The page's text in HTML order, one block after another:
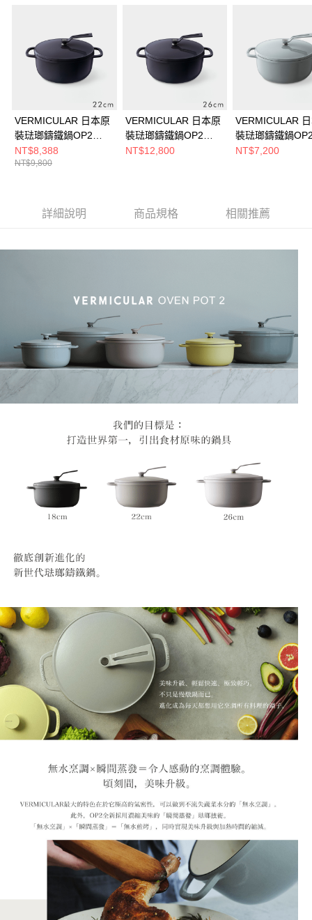
VERMICULAR 日本原
裝琺瑯鑄鐵鍋OP2
22cm (海軍藍)
NT$8,388
NT$9,800
VERMICULAR 日本原
裝琺瑯鑄鐵鍋OP2
26cm (海軍藍)
NT$12,800
VERMICULAR
裝琺瑯鑄鐵鍋
18cm (牡蠣灰)
NT$7,200
詳細說明 商品規格 相關推薦